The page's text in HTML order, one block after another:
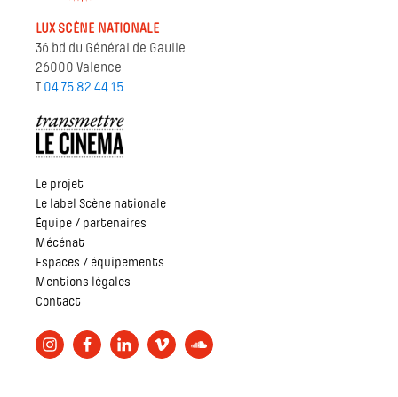
LUX SCÈNE NATIONALE
36 bd du Général de Gaulle
26000 Valence
T 04 75 82 44 15
Le projet
Le label Scène nationale
Équipe / partenaires
Mécénat
Espaces / équipements
Mentions légales
Contact